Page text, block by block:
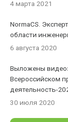
4 марта 2021
NormaCS.
области
6 августа 2020
Выложены
Всероссийском
деятельность-
30 июля 2020